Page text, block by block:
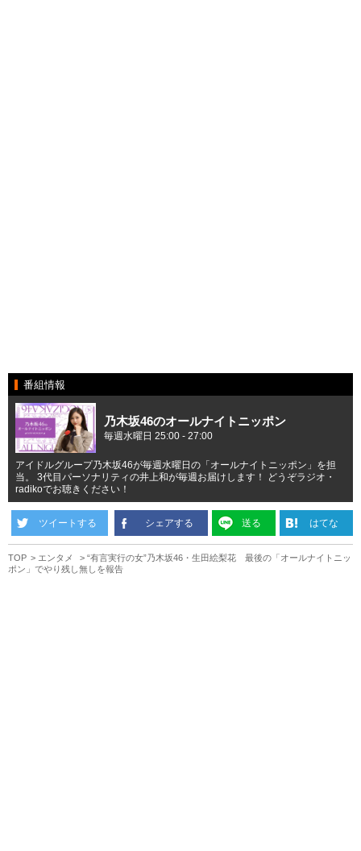
番組情報
乃木坂46のオールナイトニッポン
毎週水曜日 25:00 - 27:00
アイドルグループ乃木坂46が毎週水曜日の「オールナイトニッポン」を担
当。 3代目パーソナリティの井上和が毎週お届けします！ どうぞラジオ・
radikoでお聴きください！
ツイートする シェアする 送る はてな
TOP エンタメ
“有言実行の女”乃木坂46・生田絵梨花 最後の「オールナイトニッ
ポン」でやり残し無しを報告